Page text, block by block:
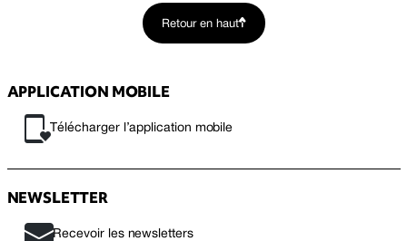
Retour en haut
APPLICATION MOBILE
Télécharger l’application mobile
NEWSLETTER
Recevoir les newsletters